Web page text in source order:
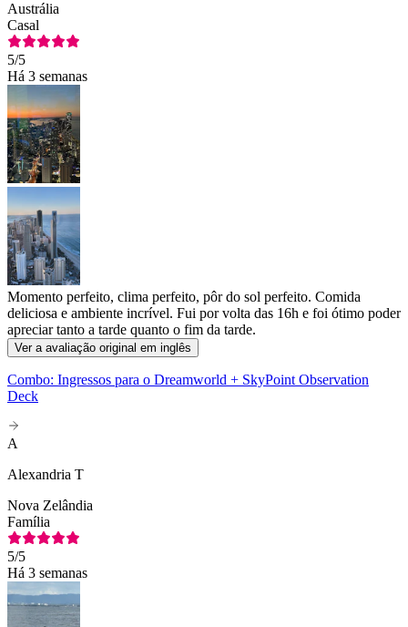
Austrália
Casal
5/5
Há 3 semanas
Momento perfeito, clima perfeito, pôr do sol perfeito. Comida
deliciosa e ambiente incrível. Fui por volta das 16h e foi ótimo poder
apreciar tanto a tarde quanto o fim da tarde.
Ver a avaliação original em inglês
Combo: Ingressos para o Dreamworld + SkyPoint Observation
Deck
A
Alexandria T
Nova Zelândia
Família
5/5
Há 3 semanas